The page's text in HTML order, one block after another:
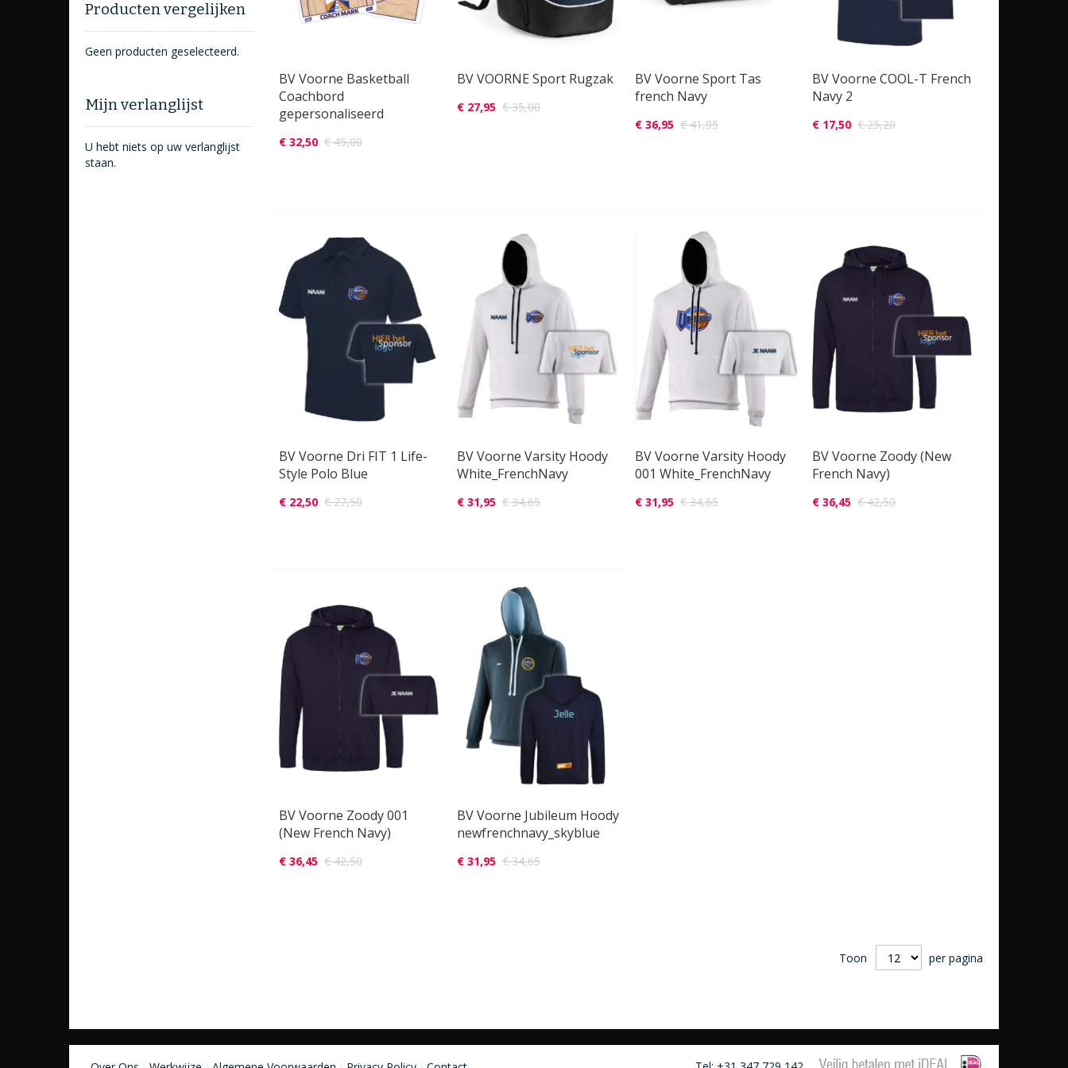
BV Voorne Basketball
Coachbord
gepersonaliseerd
€ 32,50 € 45,00
BV VOORNE Sport Rugzak
€ 27,95 € 35,00
BV Voorne Sport Tas
french Navy
€ 36,95 € 41,95
BV Voorne COOL-T French
Navy 2
€ 17,50 € 25,20
BV Voorne Dri FIT 1 Life-
Style Polo Blue
€ 22,50 € 27,50
BV Voorne Varsity Hoody
White_FrenchNavy
€ 31,95 € 34,65
BV Voorne Varsity Hoody
001 White_FrenchNavy
€ 31,95 € 34,65
BV Voorne Zoody (New
French Navy)
€ 36,45 € 42,50
BV Voorne Zoody 001
(New French Navy)
€ 36,45 € 42,50
BV Voorne Jubileum Hoody
newfrenchnavy_skyblue
€ 31,95 € 34,65
Toon per pagina
Producten vergelijken
Geen producten geselecteerd.
Mijn verlanglijst
U hebt niets op uw verlanglijst
staan.